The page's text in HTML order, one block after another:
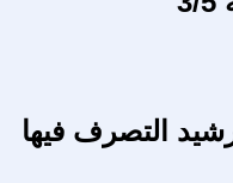
التصرف فيها